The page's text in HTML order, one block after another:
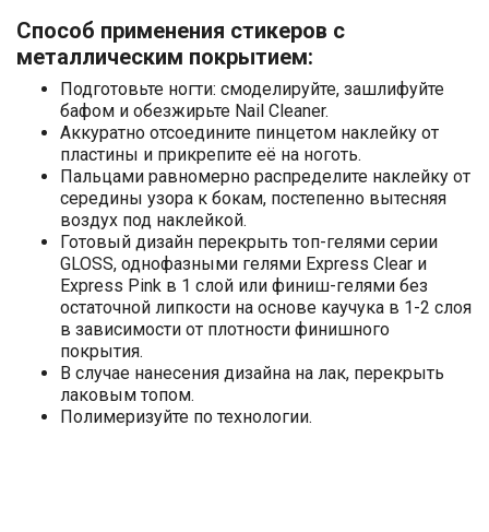
Способ применения стикеров с
металлическим покрытием:
Подготовьте ногти: смоделируйте, зашлифуйте
бафом и обезжирьте Nail Cleaner.
Аккуратно отсоедините пинцетом наклейку от
пластины и прикрепите её на ноготь.
Пальцами равномерно распределите наклейку от
середины узора к бокам, постепенно вытесняя
воздух под наклейкой.
Готовый дизайн перекрыть топ-гелями серии
GLOSS, однофазными гелями Express Clear и
Express Pink в 1 слой или финиш-гелями без
остаточной липкости на основе каучука в 1-2 слоя
в зависимости от плотности финишного
покрытия.
В случае нанесения дизайна на лак, перекрыть
лаковым топом.
Полимеризуйте по технологии.